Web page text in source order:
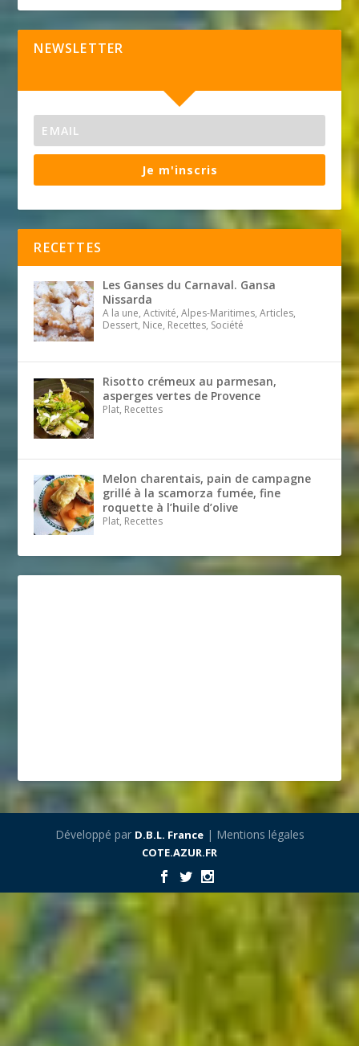
NEWSLETTER
Je m'inscris
RECETTES
Les Ganses du Carnaval. Gansa
Nissarda
A la une, Activité, Alpes-Maritimes, Articles,
Dessert, Nice, Recettes, Société
Risotto crémeux au parmesan,
asperges vertes de Provence
Plat, Recettes
Melon charentais, pain de campagne
grillé à la scamorza fumée, fine
roquette à l’huile d’olive
Plat, Recettes
Développé par D.B.L. France| Mentions légales
COTE.AZUR.FR